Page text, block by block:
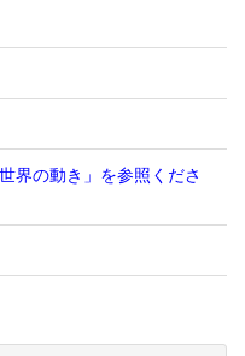
界の動き」を参照くださ